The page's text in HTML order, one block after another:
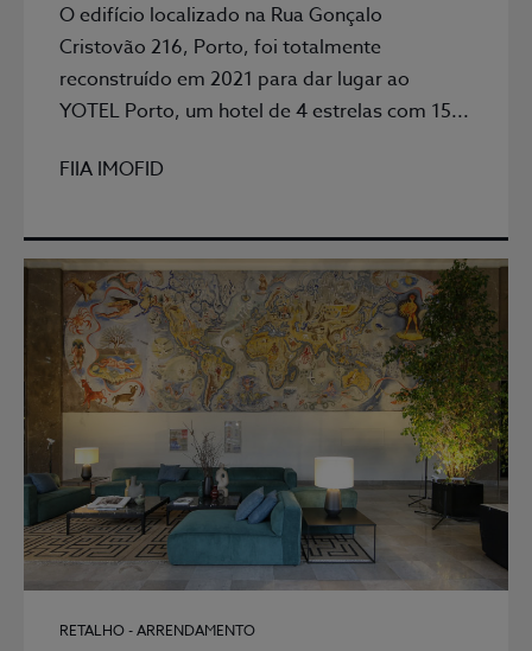
O edifício localizado na Rua Gonçalo
Cristovão 216, Porto, foi totalmente
reconstruído em 2021 para dar lugar ao
YOTEL Porto, um hotel de 4 estrelas com 15...
FIIA IMOFID
RETALHO - ARRENDAMENTO